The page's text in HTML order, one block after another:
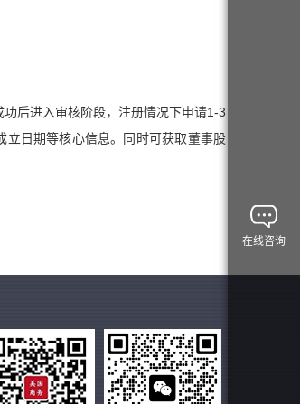
后进入审核阶段，注册情况下申请1-3
立日期等核心信息。同时可获取董事股
在线咨询